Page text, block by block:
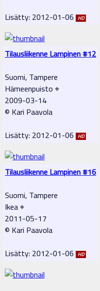
Lisätty: 2012-01-06 HD
Tilausliikenne Lampinen #12
Suomi, Tampere
Hämeenpuisto ⌖
2009-03-14
© Kari Paavola
Lisätty: 2012-01-06 HD
Tilausliikenne Lampinen #16
Suomi, Tampere
Ikea ⌖
2011-05-17
© Kari Paavola
Lisätty: 2012-01-06 HD